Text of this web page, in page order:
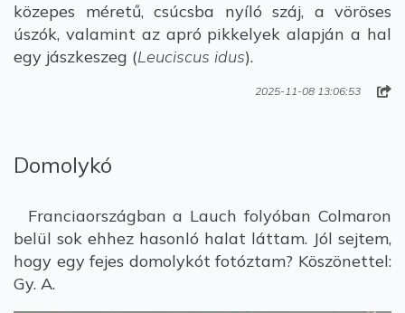
közepes méretű, csúcsba nyíló száj, a vöröses
úszók, valamint az apró pikkelyek alapján a hal
egy jászkeszeg (Leuciscus idus).
2025-11-08 13:06:53
Domolykó
Franciaországban a Lauch folyóban Colmaron
belül sok ehhez hasonló halat láttam. Jól sejtem,
hogy egy fejes domolykót fotóztam? Köszönettel:
Gy. A.